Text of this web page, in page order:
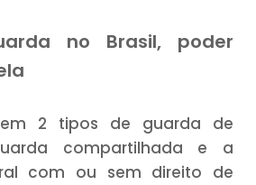
no Brasil, poder
2 tipos de guarda de
compartilhada e a
com ou sem direito de